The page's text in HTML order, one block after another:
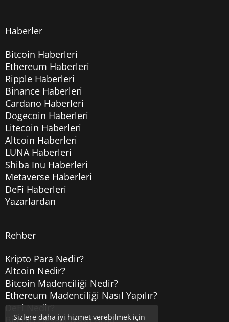
Haberler
Bitcoin Haberleri
Ethereum Haberleri
Ripple Haberleri
Binance Haberleri
Cardano Haberleri
Dogecoin Haberleri
Litecoin Haberleri
Altcoin Haberleri
LUNA Haberleri
Shiba Inu Haberleri
Metaverse Haberleri
DeFi Haberleri
Yazarlardan
Rehber
Kripto Para Nedir?
Altcoin Nedir?
Bitcoin Madenciliği Nedir?
Ethereum Madenciliği Nasıl Yapılır?
DeFi Nedir?
Sizlere daha iyi hizmet verebilmek için